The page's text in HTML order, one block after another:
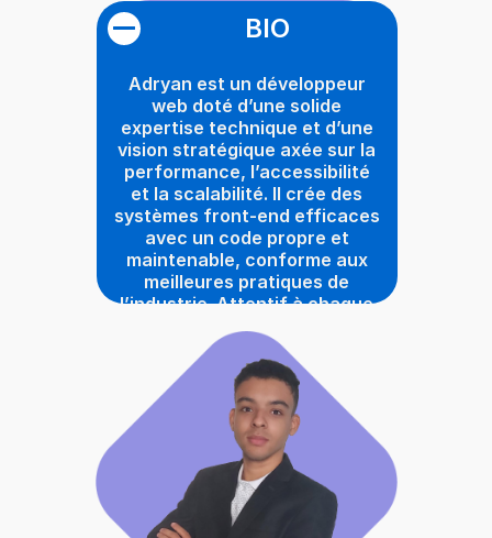
BIO
Adryan est un développeur
web doté d’une solide
expertise technique et d’une
vision stratégique axée sur la
performance, l’accessibilité
et la scalabilité. Il crée des
systèmes front-end efficaces
avec un code propre et
maintenable, conforme aux
meilleures pratiques de
l’industrie. Attentif à chaque
navigation et l’expérience
utilisateur, il transforme les
objectifs commerciaux en
solutions digitales robustes,
étant un professionnel fiable
et dédié à l’excellence.